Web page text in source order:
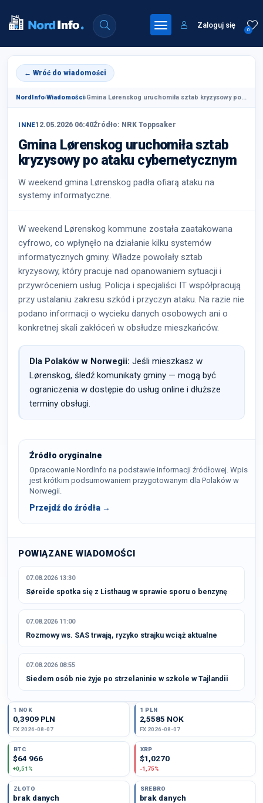
0
Zaloguj się
← Wróć do wiadomości
NordInfo›Wiadomości›Gmina Lørenskog uruchomiła sztab kryzysowy po...
INNE12.05.2026 06:40Źródło: NRK Toppsaker
Gmina Lørenskog uruchomiła sztab
kryzysowy po ataku cybernetycznym
W weekend gmina Lørenskog padła ofiarą ataku na
systemy informatyczne.
W weekend Lørenskog kommune została zaatakowana
cyfrowo, co wpłynęło na działanie kilku systemów
informatycznych gminy. Władze powołały sztab
kryzysowy, który pracuje nad opanowaniem sytuacji i
przywróceniem usług. Policja i specjaliści IT współpracują
przy ustalaniu zakresu szkód i przyczyn ataku. Na razie nie
podano informacji o wycieku danych osobowych ani o
konkretnej skali zakłóceń w obsłudze mieszkańców.
Dla Polaków w Norwegii: Jeśli mieszkasz w
Lørenskog, śledź komunikaty gminy — mogą być
ograniczenia w dostępie do usług online i dłuższe
terminy obsługi.
Źródło oryginalne
Opracowanie NordInfo na podstawie informacji źródłowej. Wpis
jest krótkim podsumowaniem przygotowanym dla Polaków w
Norwegii.
Przejdź do źródła →
POWIĄZANE WIADOMOŚCI
07.08.2026 13:30
Søreide spotka się z Listhaug w sprawie sporu o benzynę
07.08.2026 11:00
Rozmowy ws. SAS trwają, ryzyko strajku wciąż aktualne
07.08.2026 08:55
Siedem osób nie żyje po strzelaninie w szkole w Tajlandii
1 NOK
0,3909 PLN
FX 2026-08-07
1 PLN
2,5585 NOK
FX 2026-08-07
BTC
$64 966
+0,51%
XRP
$1,0270
-1,75%
ZŁOTO
brak danych
SREBRO
brak danych